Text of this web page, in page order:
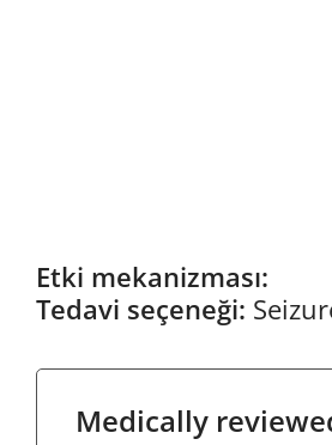
Etki mekanizması:
Tedavi seçeneği:
Medically